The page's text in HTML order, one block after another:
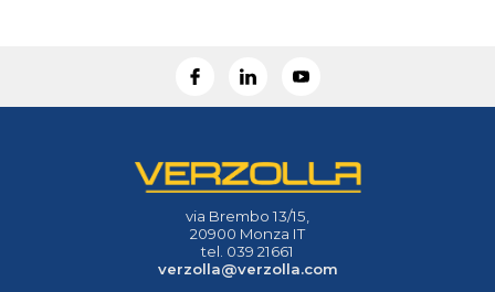
via Brembo 13/15,
20900 Monza IT
tel. 039 21661
verzolla@verzolla.com